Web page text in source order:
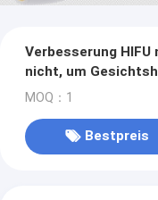
Verbesserung
nicht, um
anzuheben
MOQ：1
Bestpreis